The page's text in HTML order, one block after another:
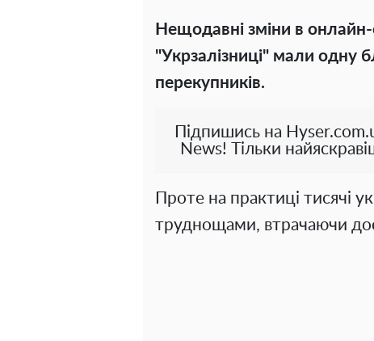
Нещодавні зміни в
"Укрзалізниці" мали одну
перекупників.
Підпишись на
News! Тільки
Проте на практиці тисячі
труднощами, втрачаючи